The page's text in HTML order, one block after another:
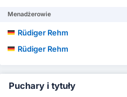
Menadżerowie
Rüdiger Rehm
Rüdiger Rehm
Puchary i tytuły